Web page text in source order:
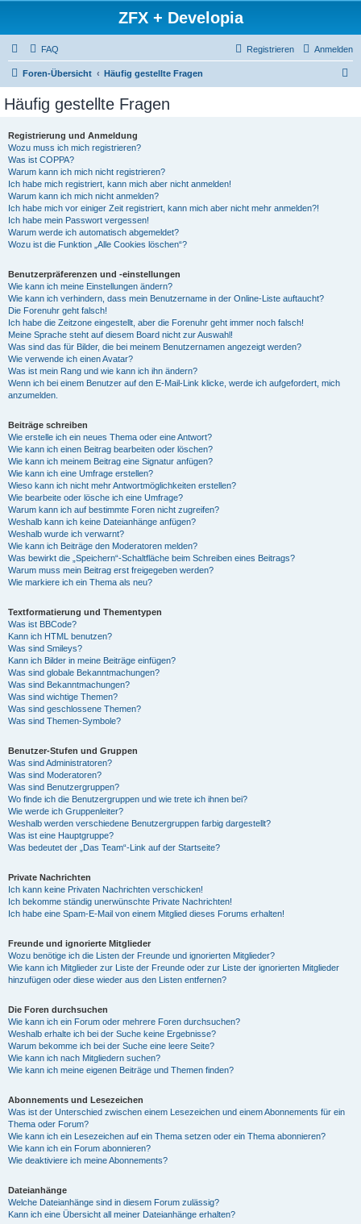
ZFX + Developia
FAQ Anmelden
Registrieren
Foren-Übersicht Häufig gestellte Fragen
Häufig gestellte Fragen
Registrierung und Anmeldung
Wozu muss ich mich registrieren?
Was ist COPPA?
Warum kann ich mich nicht registrieren?
Ich habe mich registriert, kann mich aber nicht anmelden!
Warum kann ich mich nicht anmelden?
Ich habe mich vor einiger Zeit registriert, kann mich aber nicht mehr anmelden?!
Ich habe mein Passwort vergessen!
Warum werde ich automatisch abgemeldet?
Wozu ist die Funktion „Alle Cookies löschen“?
Benutzerpräferenzen und -einstellungen
Wie kann ich meine Einstellungen ändern?
Wie kann ich verhindern, dass mein Benutzername in der Online-Liste auftaucht?
Die Forenuhr geht falsch!
Ich habe die Zeitzone eingestellt, aber die Forenuhr geht immer noch falsch!
Meine Sprache steht auf diesem Board nicht zur Auswahl!
Was sind das für Bilder, die bei meinem Benutzernamen angezeigt werden?
Wie verwende ich einen Avatar?
Was ist mein Rang und wie kann ich ihn ändern?
Wenn ich bei einem Benutzer auf den E-Mail-Link klicke, werde ich aufgefordert, mich
anzumelden.
Beiträge schreiben
Wie erstelle ich ein neues Thema oder eine Antwort?
Wie kann ich einen Beitrag bearbeiten oder löschen?
Wie kann ich meinem Beitrag eine Signatur anfügen?
Wie kann ich eine Umfrage erstellen?
Wieso kann ich nicht mehr Antwortmöglichkeiten erstellen?
Wie bearbeite oder lösche ich eine Umfrage?
Warum kann ich auf bestimmte Foren nicht zugreifen?
Weshalb kann ich keine Dateianhänge anfügen?
Weshalb wurde ich verwarnt?
Wie kann ich Beiträge den Moderatoren melden?
Was bewirkt die „Speichern“-Schaltfläche beim Schreiben eines Beitrags?
Warum muss mein Beitrag erst freigegeben werden?
Wie markiere ich ein Thema als neu?
Textformatierung und Thementypen
Was ist BBCode?
Kann ich HTML benutzen?
Was sind Smileys?
Kann ich Bilder in meine Beiträge einfügen?
Was sind globale Bekanntmachungen?
Was sind Bekanntmachungen?
Was sind wichtige Themen?
Was sind geschlossene Themen?
Was sind Themen-Symbole?
Benutzer-Stufen und Gruppen
Was sind Administratoren?
Was sind Moderatoren?
Was sind Benutzergruppen?
Wo finde ich die Benutzergruppen und wie trete ich ihnen bei?
Wie werde ich Gruppenleiter?
Weshalb werden verschiedene Benutzergruppen farbig dargestellt?
Was ist eine Hauptgruppe?
Was bedeutet der „Das Team“-Link auf der Startseite?
Private Nachrichten
Ich kann keine Privaten Nachrichten verschicken!
Ich bekomme ständig unerwünschte Private Nachrichten!
Ich habe eine Spam-E-Mail von einem Mitglied dieses Forums erhalten!
Freunde und ignorierte Mitglieder
Wozu benötige ich die Listen der Freunde und ignorierten Mitglieder?
Wie kann ich Mitglieder zur Liste der Freunde oder zur Liste der ignorierten Mitglieder
hinzufügen oder diese wieder aus den Listen entfernen?
Die Foren durchsuchen
Wie kann ich ein Forum oder mehrere Foren durchsuchen?
Weshalb erhalte ich bei der Suche keine Ergebnisse?
Warum bekomme ich bei der Suche eine leere Seite?
Wie kann ich nach Mitgliedern suchen?
Wie kann ich meine eigenen Beiträge und Themen finden?
Abonnements und Lesezeichen
Was ist der Unterschied zwischen einem Lesezeichen und einem Abonnements für ein
Thema oder Forum?
Wie kann ich ein Lesezeichen auf ein Thema setzen oder ein Thema abonnieren?
Wie kann ich ein Forum abonnieren?
Wie deaktiviere ich meine Abonnements?
Dateianhänge
Welche Dateianhänge sind in diesem Forum zulässig?
Kann ich eine Übersicht all meiner Dateianhänge erhalten?